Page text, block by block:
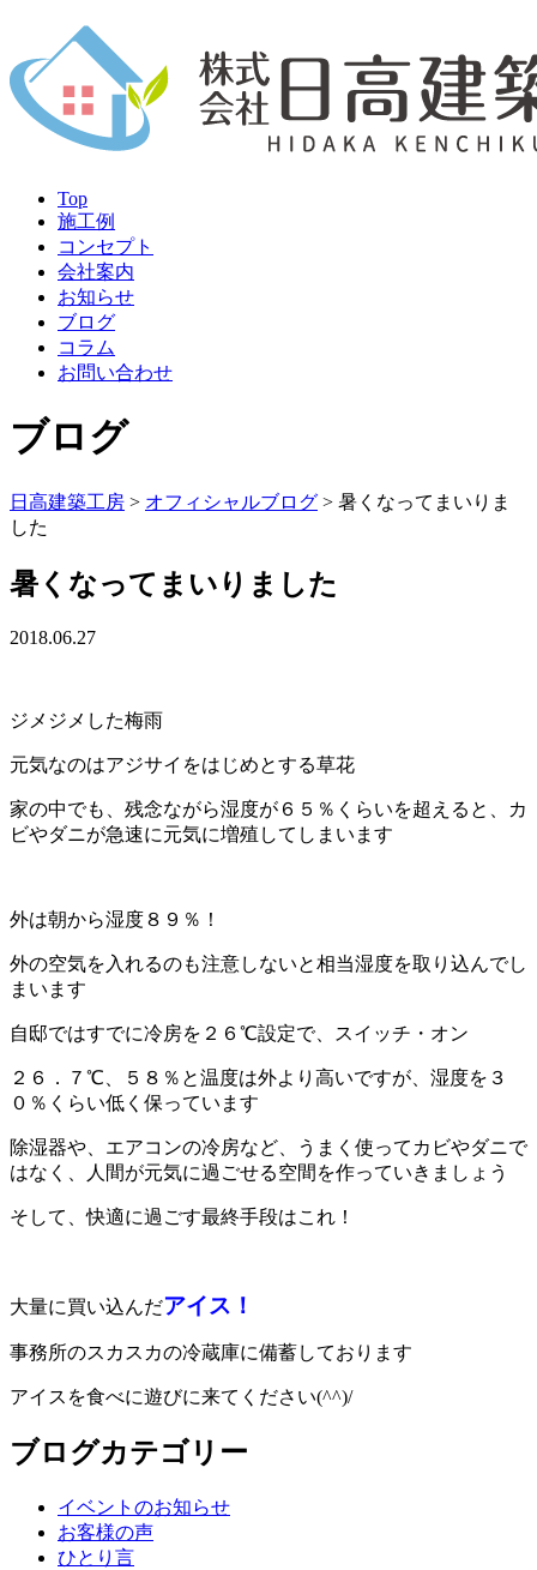
Top
施工例
コンセプト
会社案内
お知らせ
ブログ
コラム
お問い合わせ
ブログ
日高建築工房 > オフィシャルブログ > 暑くなってまいりま
した
暑くなってまいりました
2018.06.27
ジメジメした梅雨
元気なのはアジサイをはじめとする草花
家の中でも、残念ながら湿度が６５％くらいを超えると、カ
ビやダニが急速に元気に増殖してしまいます
外は朝から湿度８９％！
外の空気を入れるのも注意しないと相当湿度を取り込んでし
まいます
自邸ではすでに冷房を２６℃設定で、スイッチ・オン
２６．７℃、５８％と温度は外より高いですが、湿度を３
０％くらい低く保っています
除湿器や、エアコンの冷房など、うまく使ってカビやダニで
はなく、人間が元気に過ごせる空間を作っていきましょう
そして、快適に過ごす最終手段はこれ！
大量に買い込んだアイス！
事務所のスカスカの冷蔵庫に備蓄しております
アイスを食べに遊びに来てください(^^)/
ブログカテゴリー
イベントのお知らせ
お客様の声
ひとり言